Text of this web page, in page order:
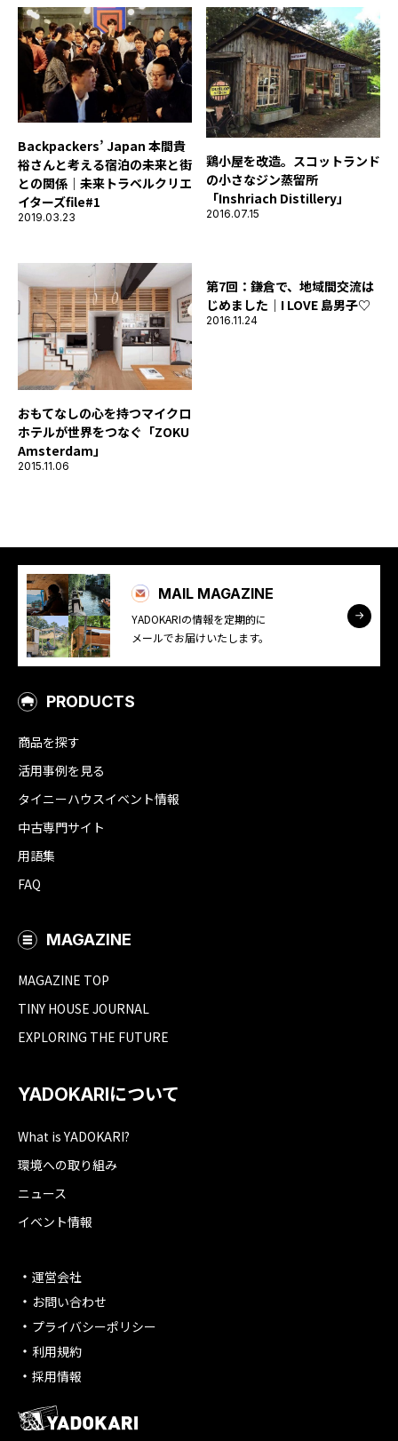
Backpackers’ Japan 本間貴
裕さんと考える宿泊の未来と街
との関係｜未来トラベルクリエ
イターズfile#1
2019.03.23
鶏小屋を改造。スコットランド
の小さなジン蒸留所
「Inshriach Distillery」
2016.07.15
おもてなしの心を持つマイクロ
ホテルが世界をつなぐ「ZOKU
Amsterdam」
2015.11.06
第7回：鎌倉で、地域間交流は
じめました｜I LOVE 島男子♡
2016.11.24
MAIL MAGAZINE
YADOKARIの情報を定期的に
メールでお届けいたします。
PRODUCTS
商品を探す
活用事例を見る
タイニーハウスイベント情報
中古専門サイト
用語集
FAQ
MAGAZINE
MAGAZINE TOP
TINY HOUSE JOURNAL
EXPLORING THE FUTURE
YADOKARIについて
What is YADOKARI?
環境への取り組み
ニュース
イベント情報
運営会社
お問い合わせ
プライバシーポリシー
利用規約
採用情報